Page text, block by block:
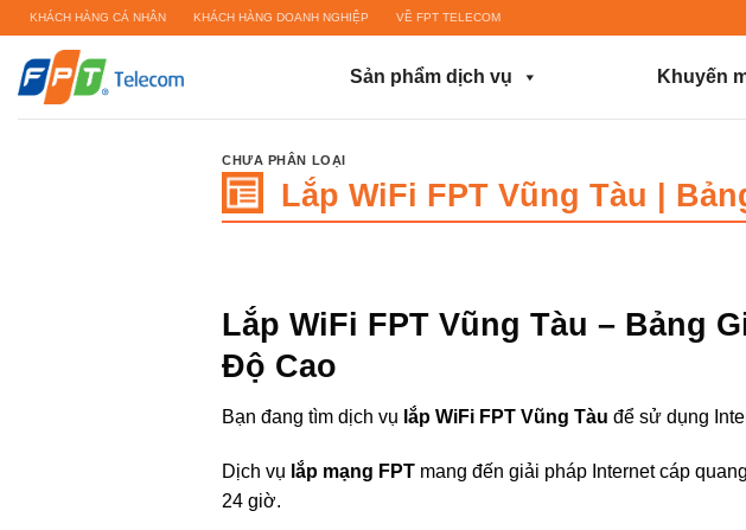
nội
dung
KHÁCH HÀNG CÁ NHÂN KHÁCH HÀNG DOANH NGHIỆP VỀ FPT TELECOM
Sản phẩm dịch vụ Khuyến
CHƯA PHÂN LOẠI
Lắp WiFi FPT Vũng Tàu |
Lắp WiFi FPT Vũng Tàu – Bảng
Độ Cao
Bạn đang tìm dịch vụ lắp WiFi FPT Vũng Tàu để sử dụng
Dịch vụ lắp mạng FPT mang đến giải pháp Internet cáp
24 giờ.